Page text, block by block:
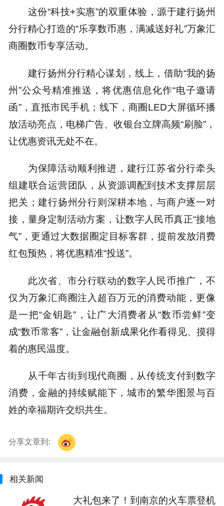
这份“科技+实惠”的双重体验，源于建行扬州
分行精心打造的“乐享数币惠，满减送好礼”万象汇
商圈数币专享活动。
建行扬州分行精心谋划，线上，借助“我的扬
州”公众号精准推送，将优惠信息化作“电子邀请
函”，直抵市民手机；线下，商圈LED大屏循环播
放活动亮点，电梯广告、收银台立牌高频“刷脸”，
让优惠资讯无处不在。
为保障活动顺利推进，建行江苏省分行牵头
组建联合运营团队，从资源调配到技术支撑层层
把关；建行扬州分行则深耕本地，与商户逐一对
接，量身定制活动方案，让数字人民币真正“接地
气”，更通过大数据圈定目标客群，提前发放消费
红包预热，将优惠精准“投送”。
此次省、市分行联动的数字人民币推广，不
仅为万象汇商圈注入超百万元的消费动能，更像
是一把“金钥匙”，让广大消费者从“数币尝鲜”变
成“数币常客”，让金融创新成果化作看得见、摸得
着的惠民温度。
从千年古街到现代商圈，从传统支付到数字
消费，金融的持续赋能下，城市的繁华图景与百
姓的幸福期许交织共生。
分享文章到:
相关新闻
大礼包来了！到南京的火车票登机